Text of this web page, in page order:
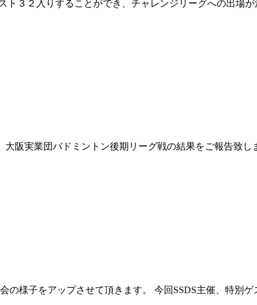
３２入りすることができ、チャレンジリーグへの出場が
阪実業団バドミントン後期リーグ戦の結果をご報告致し
の様子をアップさせて頂きます。 今回SSDS主催、特別ゲ